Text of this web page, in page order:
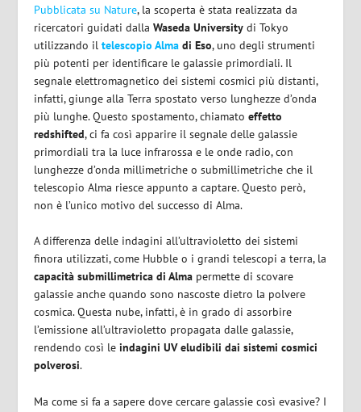
Pubblicata su Nature, la scoperta è stata realizzata da
ricercatori guidati dallaWaseda University di Tokyo
utilizzando iltelescopio Alma di Eso, uno degli strumenti
più potenti per identificare le galassie primordiali. Il
segnale elettromagnetico dei sistemi cosmici più distanti,
infatti, giunge alla Terra spostato verso lunghezze d’onda
più lunghe. Questo spostamento, chiamatoeffetto
redshifted, ci fa così apparire il segnale delle galassie
primordiali tra la luce infrarossa e le onde radio, con
lunghezze d’onda millimetriche o submillimetriche che il
telescopio Alma riesce appunto a captare. Questo però,
non è l’unico motivo del successo di Alma.
A differenza delle indagini all’ultravioletto dei sistemi
finora utilizzati, come Hubble o i grandi telescopi a terra, la
capacità submillimetrica di Alma permette di scovare
galassie anche quando sono nascoste dietro la polvere
cosmica. Questa nube, infatti, è in grado di assorbire
l’emissione all’ultravioletto propagata dalle galassie,
rendendo così leindagini UV eludibili dai sistemi cosmici
polverosi.
Ma come si fa a sapere dove cercare galassie così evasive? I